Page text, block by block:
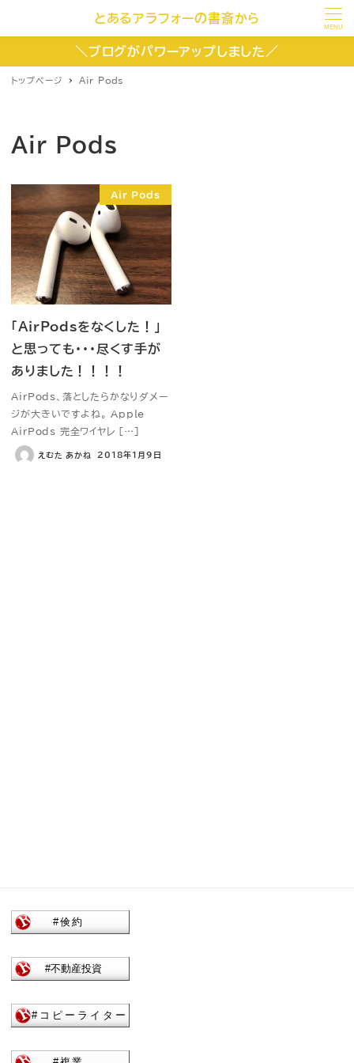
とあるアラフォーの書斎から
MENU
＼ブログがパワーアップしました／
トップページ Air Pods
Air Pods
Air Pods
「AirPodsをなくした！」
と思っても・・・尽くす手が
ありました！！！！
AirPods、落としたらかなりダメー
ジが大きいですよね。 Apple
AirPods 完全ワイヤレ […]
えむた あかね 2018年1月9日